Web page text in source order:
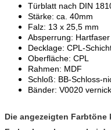
Türblatt nach DIN
Stärke: ca. 40mm
Falz: 13 x 25,5 mm
Absperrung: Hartfaser
Decklage: CPL-
Oberfläche: CPL
Rahmen: MDF
Schloß: BB-Schloss-
Bänder: V0020
Die angezeigten